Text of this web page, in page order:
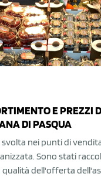
E PREZZI
DI PASQUA
svolta nei punti di
Sono stati
qualità dell'offerta